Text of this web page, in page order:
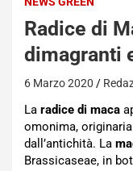
Radice di
dimagranti
6 Marzo 2020
La radice di maca
omonima,
dall’antichità. La
Brassicaseae, in